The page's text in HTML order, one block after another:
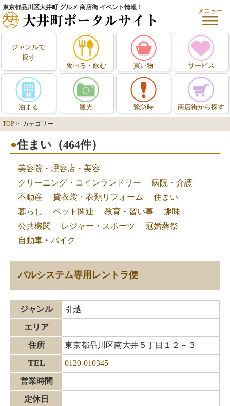
東京都品川区大井町 グルメ 商店街 イベント情報！
メニュー
ジャンルで
探す
食べる・飲む
買い物 サービス
泊まる 観光 緊急時 商店街から探す
TOP > カテゴリー
住まい（464件）
美容院・理容店・美容
クリーニング・コインランドリー
病院・介護
不動産
貸衣裳・衣類リフォーム
住まい
暮らし
ペット関連 教育・習い事
趣味
公共機関
レジャー・スポーツ
冠婚葬祭
自動車・バイク
パルシステム専用レントラ便
ジャンル 引越
エリア
住所 東京都品川区南大井５丁目１２－３
TEL 0120-010345
営業時間
定休日